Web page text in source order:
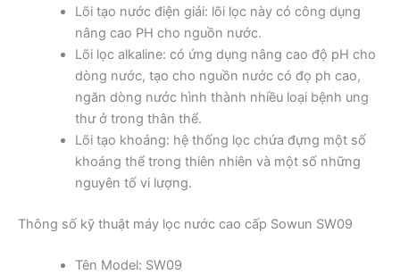
Lõi tạo nước điện giải: lõi lọc này có công dụng
nâng cao PH cho nguồn nước.
Lõi lọc alkaline: có ứng dụng nâng cao độ pH cho
dòng nước, tạo cho nguồn nước có đọ ph cao,
ngăn dòng nước hình thành nhiều loại bệnh ung
thư ở trong thân thể.
Lõi tạo khoáng: hệ thống lọc chứa đựng một số
khoáng thể trong thiên nhiên và một số những
nguyên tố vi lượng.
Thông số kỹ thuật máy lọc nước cao cấp Sowun SW09
Tên Model: SW09